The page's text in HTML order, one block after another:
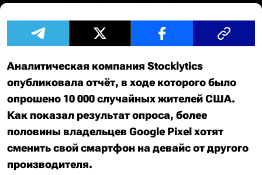
Аналитическая компания Stocklytics
опубликовала отчёт, в ходе которого было
опрошено 10 000 случайных жителей США.
Как показал результат опроса, более
половины владельцев Google Pixel хотят
сменить свой смартфон на девайс от другого
производителя.